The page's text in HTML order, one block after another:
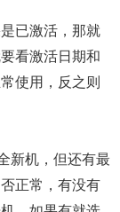
已激活，那就
看激活日期和
使用，反之则
新机，但还有最
正常，有没有